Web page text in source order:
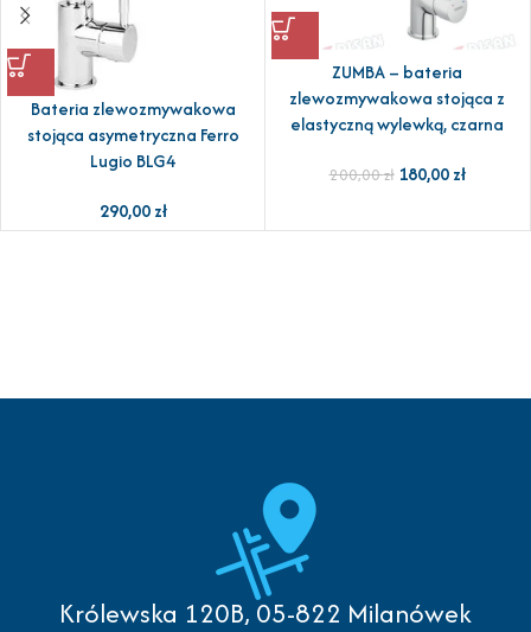
Bateria zlewozmywakowa
stojąca asymetryczna Ferro
Lugio BLG4
290,00zł
ZUMBA – bateria
zlewozmywakowa stojąca z
elastyczną wylewką, czarna
200,00zł 180,00zł
Królewska 120B, 05-822 Milanówek